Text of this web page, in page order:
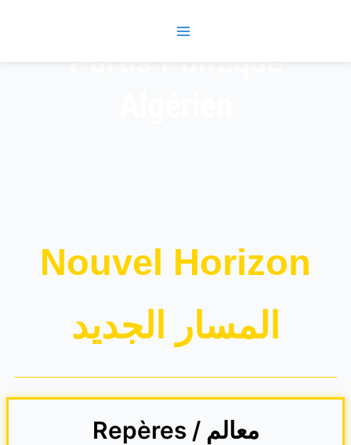
Nouvel Horizon
المسار الجديد
Repères / معالم